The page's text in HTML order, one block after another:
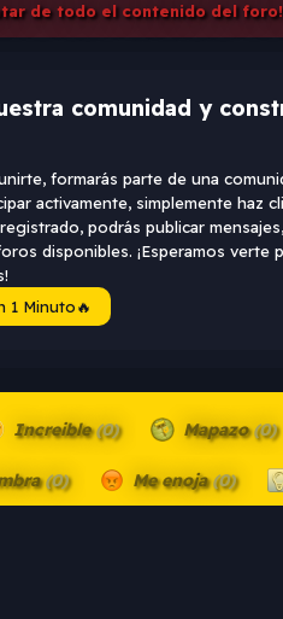
de todo el contenido del
comunidad y
formarás parte de una
activamente, simplemente haz
registrado, podrás publicar
disponibles. ¡Esperamos verte
1 Minuto🔥
Increible(0) Mapazo(0)
(0) Me enoja(0)